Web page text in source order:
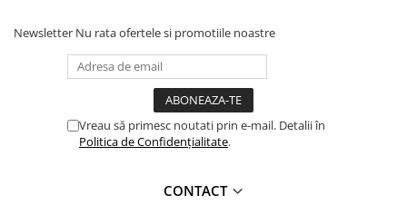
Newsletter Nu rata ofertele si promotiile noastre
Vreau să primesc noutati prin e-mail. Detalii în
Politica de Confidențialitate.
CONTACT